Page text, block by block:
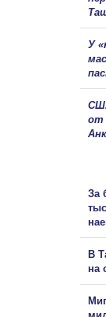
У
от
За
В
на